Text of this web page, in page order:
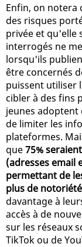
Enfin, on notera
des risques
privée et qu'elle
interrogés ne
lorsqu'ils
être concernés
puissent utiliser
cibler à des fins
jeunes adoptent
de limiter les
plateformes.
que75%
(adresses email
permettant de
plus de notoriété
davantage à
accès à de
sur les réseaux
TikTok ou de